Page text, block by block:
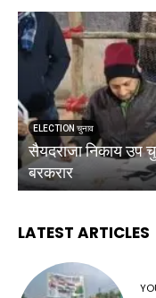
ELECTION चुनाव
सैयदराजा निकाय उप
बरकरार
LATEST ARTICLES